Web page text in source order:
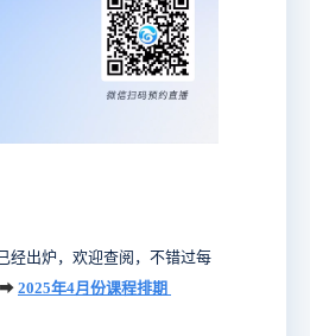
经出炉，欢迎查阅，不错过每
➡ 2025年4月份课程排期